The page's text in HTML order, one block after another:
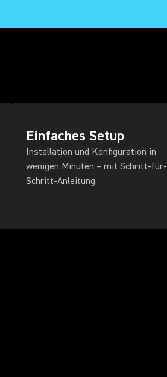
Einfaches Setup
Installation und Konfiguration in
wenigen Minuten – mit Schritt-für-
Schritt-Anleitung